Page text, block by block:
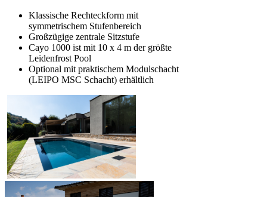
Klassische Rechteckform mit
symmetrischem Stufenbereich
Großzügige zentrale Sitzstufe
Cayo 1000 ist mit 10 x 4 m der größte
Leidenfrost Pool
Optional mit praktischem Modulschacht
(LEIPO MSC Schacht) erhältlich